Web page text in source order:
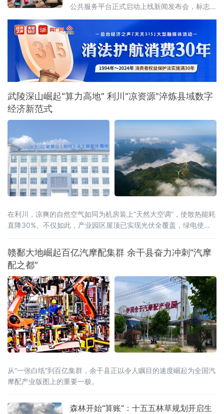
公共服务平台正式启动上线新闻发布会，标志
模式，为千行百业安装上“AI引擎”，助力全市数
字经济迈向高质量发展新阶段。打造一体化人
工智能公共服务载体此次上线的平台以“慧企
云”为基础，集技术赋能、资源整合、产业驱动
于一体，提供行业报告定制、AI全能力超市、场
景供需匹配、AI投融资、具身智
武陵深山崛起“算力高地” 利川“凉资源”淬炼县域数字
经济新范式
在利川，凉爽的自然空气如同为机房装上“天然大空调”，使散热能耗
直降30%。不仅如此，产业园区屋顶已实现光伏全覆盖，绿电使用
着100%清洁供能的目标迈进。
赣鄱大地崛起百亿汽摩配集群 余干县奋力冲刺“汽摩
配之都”
从“一张白纸”到百亿集群，余干县正以令人瞩目的速度崛起为全国汽
摩配产业版图上的重要一极。
森林开始“算账”：十五五林草规划开启生